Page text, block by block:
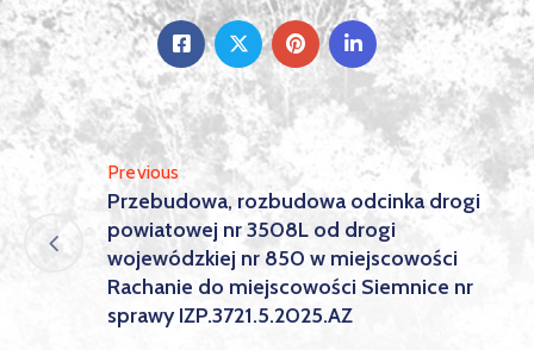
Previous
Przebudowa, rozbudowa odcinka drogi
powiatowej nr 3508L od drogi
wojewódzkiej nr 850 w miejscowości
Rachanie do miejscowości Siemnice nr
sprawy IZP.3721.5.2025.AZ